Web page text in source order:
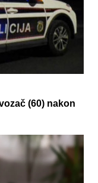
(60) nakon